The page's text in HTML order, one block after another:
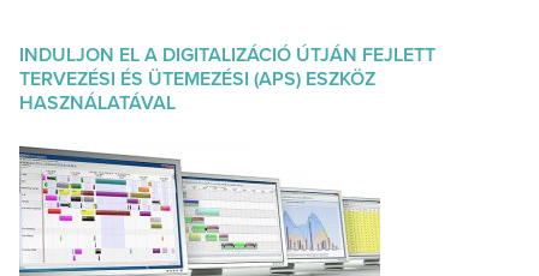
INDULJON EL A DIGITALIZÁCIÓ ÚTJÁN FEJLETT
TERVEZÉSI ÉS ÜTEMEZÉSI (APS) ESZKÖZ
HASZNÁLATÁVAL